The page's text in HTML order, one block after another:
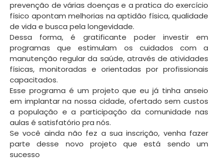
prevenção de várias doenças e a pratica do exercício
físico apontam melhorias na aptidão física, qualidade
de vida e busca pela longevidade.
Dessa forma, é gratificante poder investir em
programas que estimulam os cuidados com a
manutenção regular da saúde, através de atividades
físicas, monitoradas e orientadas por profissionais
capacitados.
Esse programa é um projeto que eu já tinha anseio
em implantar na nossa cidade, ofertado sem custos
a população e a participação da comunidade nas
aulas é satisfatório pra nós.
Se você ainda não fez a sua inscrição, venha fazer
parte desse novo projeto que está sendo um
sucesso